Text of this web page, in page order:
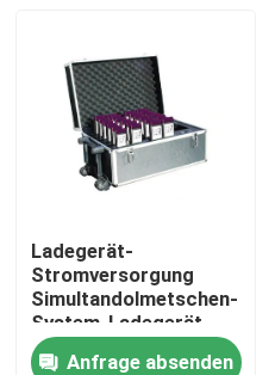
Ladegerät-
Stromversorgung
Simultandolmetschen-
System-Ladegerät
Anfrage absenden